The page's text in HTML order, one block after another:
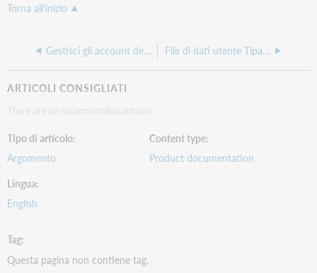
Torna all'inizio
Gestisci gli account degli utenti File di dati utente Tipasa
ARTICOLI CONSIGLIATI
There are no recommended articles.
Tipo di articolo
Argomento
Content type
Product documentation
Lingua
English
Tag
Questa pagina non contiene tag.